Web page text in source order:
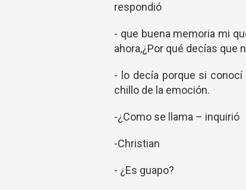
respondió
- que buena memoria mi
ahora,¿Por qué decías que
- lo decía porque si
chillo de la emoción.
-¿Como se llama – inquirió
-Christian
- ¿Es guapo?